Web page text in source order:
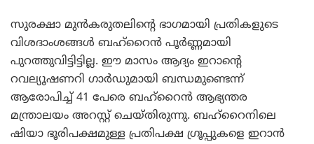
സുരക്ഷാ മുൻകരുതലിന്റെ ഭാഗമായി പ്രതികളുടെ
വിശദാംശങ്ങൾ ബഹ്‌റൈൻ പൂർണ്ണമായി
പുറത്തുവിട്ടിട്ടില്ല. ​ഈ മാസം ആദ്യം ഇറാന്റെ
റവല്യൂഷണറി ഗാർഡുമായി ബന്ധമുണ്ടെന്ന്
ആരോപിച്ച് 41 പേരെ ബഹ്‌റൈൻ ആഭ്യന്തര
മന്ത്രാലയം അറസ്റ്റ് ചെയ്തിരുന്നു. ബഹ്‌റൈനിലെ
ഷിയാ ഭൂരിപക്ഷമുള്ള പ്രതിപക്ഷ ഗ്രൂപ്പുകളെ ഇറാൻ